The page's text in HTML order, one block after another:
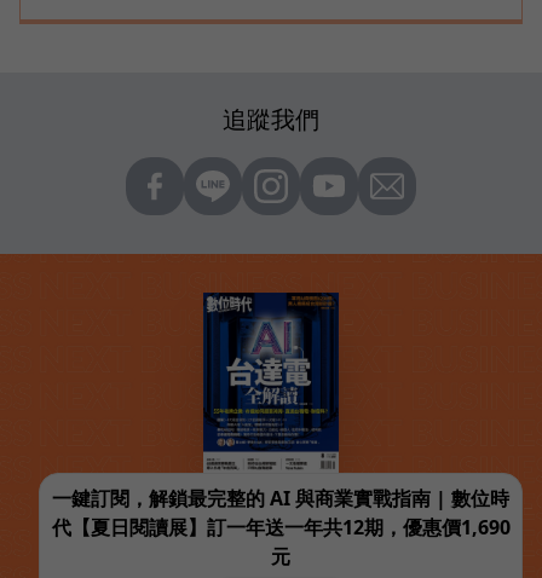
追蹤我們
一鍵訂閱，解鎖最完整的 AI 與商業實戰指南 | 數位時
代【夏日閱讀展】訂一年送一年共12期，優惠價1,690
元